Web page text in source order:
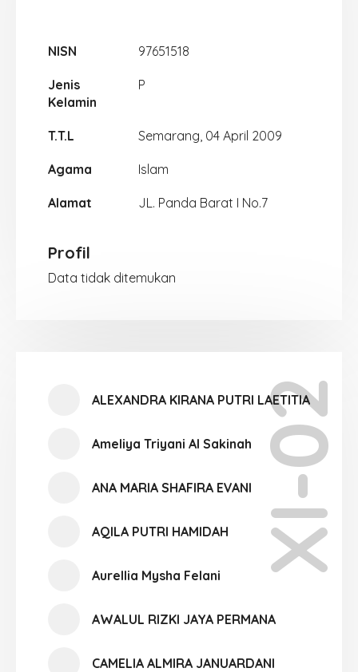
NISN 97651518
Jenis
Kelamin
P
T.T.L Semarang, 04 April 2009
Agama Islam
Alamat JL. Panda Barat I No.7
Profil
Data tidak ditemukan
XI-02
ALEXANDRA KIRANA PUTRI LAETITIA
Ameliya Triyani Al Sakinah
ANA MARIA SHAFIRA EVANI
AQILA PUTRI HAMIDAH
Aurellia Mysha Felani
AWALUL RIZKI JAYA PERMANA
CAMELIA ALMIRA JANUARDANI